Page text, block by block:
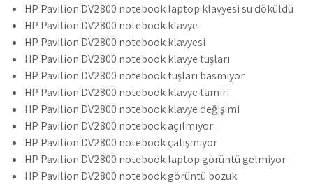
HP Pavilion DV2800 notebook laptop klavyesi su döküldü
HP Pavilion DV2800 notebook klavye
HP Pavilion DV2800 notebook klavyesi
HP Pavilion DV2800 notebook klavye tuşları
HP Pavilion DV2800 notebook tuşları basmıyor
HP Pavilion DV2800 notebook klavye tamiri
HP Pavilion DV2800 notebook klavye değişimi
HP Pavilion DV2800 notebook açılmıyor
HP Pavilion DV2800 notebook çalışmıyor
HP Pavilion DV2800 notebook laptop görüntü gelmiyor
HP Pavilion DV2800 notebook görüntü bozuk